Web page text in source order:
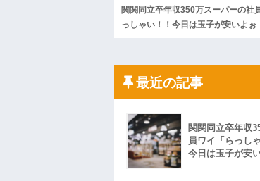
【朗報】寺田心、週6ジム
【画像】このLINEでなんで
妹と差をつけて育てられた
は放棄して」母「うんうん」
や...
ハードオフに売っていた4万
「こんな高いの？ｗｗ」「逆に
たから、開けてみようとした
果・・・
私「初めて飲む味だけどな
【GIF】JSのカンチョーワロ
後続車にクラクションを鳴
関関同立卒年収350万スーパーの社
っしゃい！！今日は玉子が安いよぉ
最近の記事
関関同立卒年収
員ワイ「らっし
今日は玉子が安